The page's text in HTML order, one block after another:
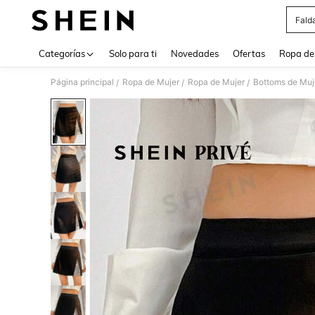
Categorías Solo para ti Novedades Ofertas Ropa
Página principal / Ropa de Mujer / Ropa de Mujer / Bottoms de